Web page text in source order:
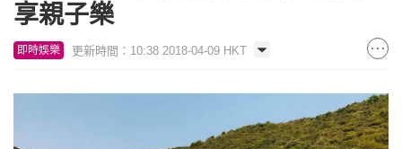
享親子樂
即時娛樂 更新時間：10:38 2018-04-09 HKT